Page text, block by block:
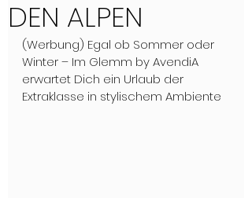
DEN ALPEN
(Werbung) Egal ob Sommer oder
Winter – Im Glemm by AvendiA
erwartet Dich ein Urlaub der
Extraklasse in stylischem Ambiente